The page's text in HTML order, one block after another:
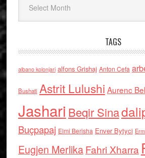
TAGS
albano kolonjari alfons Grishaj Anton Cefa
Bushati Astrit Lulushi Aurenc
Jashari Beqir Sina
Buçpapaj Elmi Berisha Enver Bytyci
Eugjen MerlikaFahri Xharra